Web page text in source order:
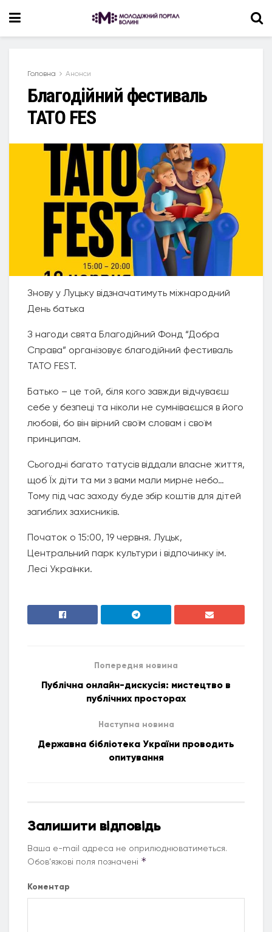
Головна Анонси
Благодійний фестиваль
ТАТО FES
Знову у Луцьку відзначатимуть міжнародний
День батька
З нагоди свята Благодійний Фонд “Добра
Справа” організовує благодійний фестиваль
ТАТО FEST.
Батько – це той, біля кого завжди відчуваєш
себе у безпеці та ніколи не сумніваєшся в його
любові, бо він вірний своїм словам і своїм
принципам.
Сьогодні багато татусів віддали власне життя,
щоб Їх діти та ми з вами мали мирне небо…
Тому під час заходу буде збір коштів для дітей
загиблих захисників.
Початок о 15:00, 19 червня. Луцьк,
Центральний парк культури і відпочинку ім.
Лесі Українки.
Попередня новина
Публічна онлайн-дискусія: мистецтво в
публічних просторах
Наступна новина
Державна бібліотека України проводить
опитування
Залишити відповідь
Ваша e-mail адреса не оприлюднюватиметься.
Обов’язкові поля позначені *
Коментар